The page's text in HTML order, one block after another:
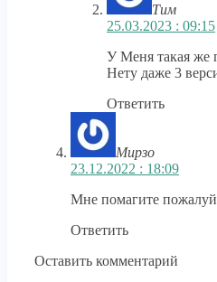
Тим
25.03.2023 : 09:15
У Меня такая же
Нету даже 3
Ответить
Мирзо
23.12.2022 : 18:09
Мне помагите
Ответить
Оставить комментарий